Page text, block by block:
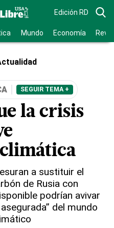
Edición RD
Mundo Economía
SEGUIR TEMA +
la crisis
a sustituir el
de Rusia con
podrían avivar
del mundo